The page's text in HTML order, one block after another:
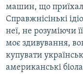
машин, що
Справжнісінькі
неї, не розуміючи
моє здивування,
купувати
американські